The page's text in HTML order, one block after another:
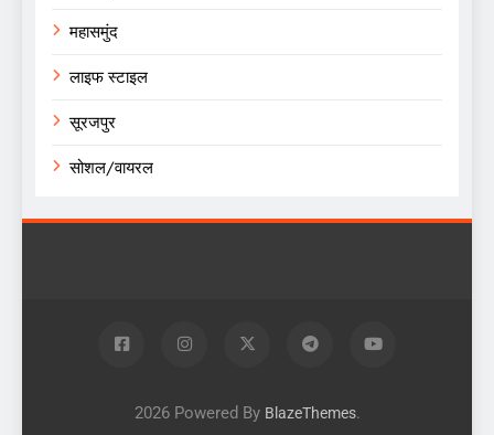
महासमुंद
लाइफ स्टाइल
सूरजपुर
सोशल/वायरल
2026 Powered By BlazeThemes.